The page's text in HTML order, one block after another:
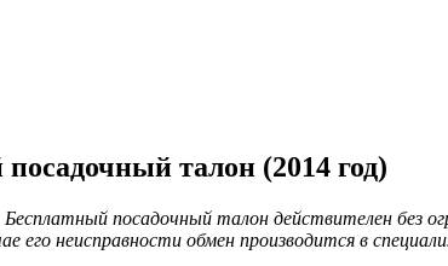
талон (2014 год)
посадочный талон действителен без
его неисправности обмен производится в